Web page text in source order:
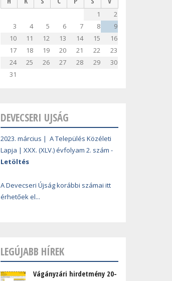
1
2
3
4 5 6 7 8
9
10
11 12 13 14 15
16
17
18 19 20 21 22
23
24
25 26 27 28 29
30
31
DEVECSERI UJSÁG
2023. március | A Település Közéleti
Lapja | XXX. (XLV.) évfolyam 2. szám -
Letöltés
A Devecseri Újság korábbi számai itt
érhetőek el...
LEGÚJABB HÍREK
Vágányzári hirdetmény 20-